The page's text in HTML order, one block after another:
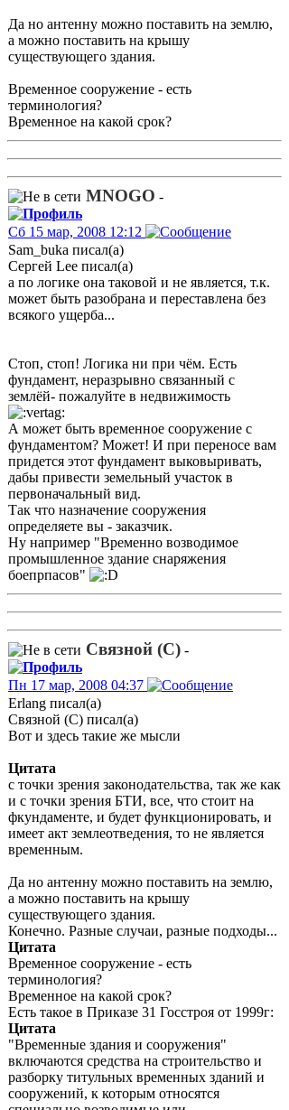
Да но антенну можно поставить на землю,
а можно поставить на крышу
существующего здания.
Временное сооружение - есть
терминология?
Временное на какой срок?
MNOGO -
Сб 15 мар, 2008 12:12
Sam_buka писал(а)
Сергей Lee писал(а)
а по логике она таковой и не является, т.к.
может быть разобрана и переставлена без
всякого ущерба...
Стоп, стоп! Логика ни при чём. Есть
фундамент, неразрывно связанный с
землёй- пожалуйте в недвижимость
А может быть временное сооружение с
фундаментом? Может! И при переносе вам
придется этот фундамент выковыривать,
дабы привести земельный участок в
первоначальный вид.
Так что назначение сооружения
определяете вы - заказчик.
Ну например "Временно возводимое
промышленное здание снаряжения
боепрпасов"
Связной (С) -
Пн 17 мар, 2008 04:37
Erlang писал(а)
Связной (С) писал(а)
Вот и здесь такие же мысли
Цитата
с точки зрения законодательства, так же как
и с точки зрения БТИ, все, что стоит на
фкундаменте, и будет функционировать, и
имеет акт землеотведения, то не является
временным.
Да но антенну можно поставить на землю,
а можно поставить на крышу
существующего здания.
Конечно. Разные случаи, разные подходы...
Цитата
Временное сооружение - есть
терминология?
Временное на какой срок?
Есть такое в Приказе 31 Госстроя от 1999г:
Цитата
"Временные здания и сооружения"
включаются средства на строительство и
разборку титульных временных зданий и
сооружений, к которым относятся